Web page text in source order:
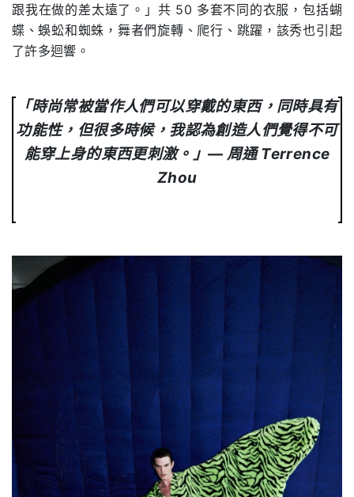
跟我在做的差太遠了。」共 50 多套不同的衣服，包括蝴
蝶、蜈蚣和蜘蛛，舞者們旋轉、爬行、跳躍，該秀也引起
了許多迴響。
「時尚常被當作人們可以穿戴的東西，同時具有
功能性，但很多時候，我認為創造人們覺得不可
能穿上身的東西更刺激。」— 周通 Terrence
Zhou